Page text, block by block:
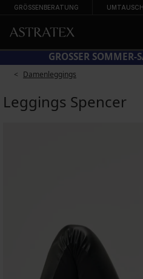
GRÖSSENBERATUNG
GROSSER
Damenleggings
Leggings Spencer